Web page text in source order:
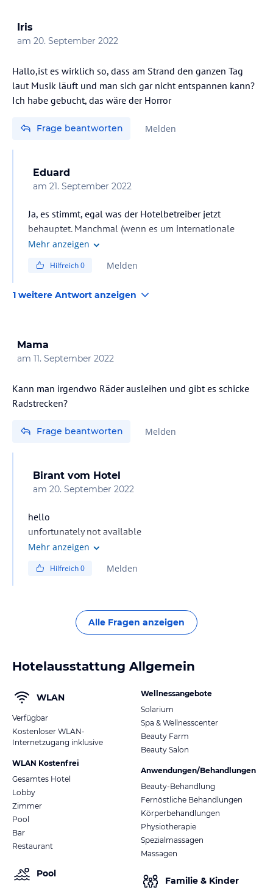
Iris
am 20. September 2022
Hallo,ist es wirklich so, dass am Strand den ganzen Tag
laut Musik läuft und man sich gar nicht entspannen kann?
Ich habe gebucht, das wäre der Horror
Frage beantworten Melden
Eduard
am 21. September 2022
Ja, es stimmt, egal was der Hotelbetreiber jetzt
behauptet. Manchmal (wenn es um internationale
Musik geht) und ab 17.00 Uhr) nicht so laut, ansonsten
(Kinder-Abendprogramm). Es hat keinen Sinn mit der
keinen. Es ist einfach so. Das Hauptproblem liegt dran,
mit großen Lautsprecher steht in der Ecke und quasi am
Strandrand. Mit einem größeren Grundstück wäre das
Mehr anzeigen
Hilfreich0 Melden
1 weitere Antwort anzeigen
Mama
am 11. September 2022
Kann man irgendwo Räder ausleihen und gibt es schicke
Radstrecken?
Frage beantworten Melden
Birant vom Hotel
am 20. September 2022
hello
unfortunately not available
Mehr anzeigen
Hilfreich0 Melden
Alle Fragen anzeigen
Hotelausstattung Allgemein
WLAN
Verfügbar
Kostenloser WLAN-
Internetzugang inklusive
WLAN Kostenfrei
Gesamtes Hotel
Lobby
Zimmer
Pool
Bar
Restaurant
Pool
Wellnessangebote
Solarium
Spa & Wellnesscenter
Beauty Farm
Beauty Salon
Anwendungen/Behandlungen
Beauty-Behandlung
Fernöstliche Behandlungen
Körperbehandlungen
Physiotherapie
Spezialmassagen
Massagen
Familie & Kinder